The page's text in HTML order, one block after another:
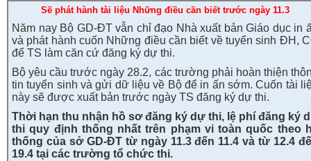
Sẽ phát hành tài liệu Những điều cần biết trước ngày 11.3
Năm nay Bộ GD-ĐT vẫn chỉ đạo Nhà xuất bản Giáo dục in
và phát hành cuốn Những điều cần biết về tuyển sinh ĐH,
để TS làm căn cứ đăng ký dự thi.
Bộ yêu cầu trước ngày 28.2, các trường phải hoàn thiện
tin tuyển sinh và gửi dữ liệu về Bộ để in ấn sớm. Cuốn tài
này sẽ được xuất bản trước ngày TS đăng ký dự thi.
Thời hạn thu nhận hồ sơ đăng ký dự thi, lệ phí đăng ký
thi quy định thống nhất trên phạm vi toàn quốc theo
thống của sở GD-ĐT từ ngày 11.3 đến 11.4 và từ 12.4
19.4 tại các trường tổ chức thi.